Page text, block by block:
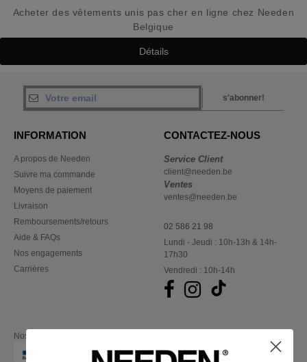
Acheter des vêtements unis pas cher en ligne chez Needen
Belgique
Détails
s'abonner!
INFORMATION
A propos de Needen
Suivre ma commande
Moyens de paiement
Livraison
Remboursements/retours
Aide & FAQs
Nos engagements
Carrières
CONTACTEZ-NOUS
Service Client
client@needen.be
Ventes
ventes@needen.be
02 586 21 98
Lundi - Jeudi : 10h-13h & 14h-
17h30
Vendredi : 10h-14h
Nos partenaires financiers